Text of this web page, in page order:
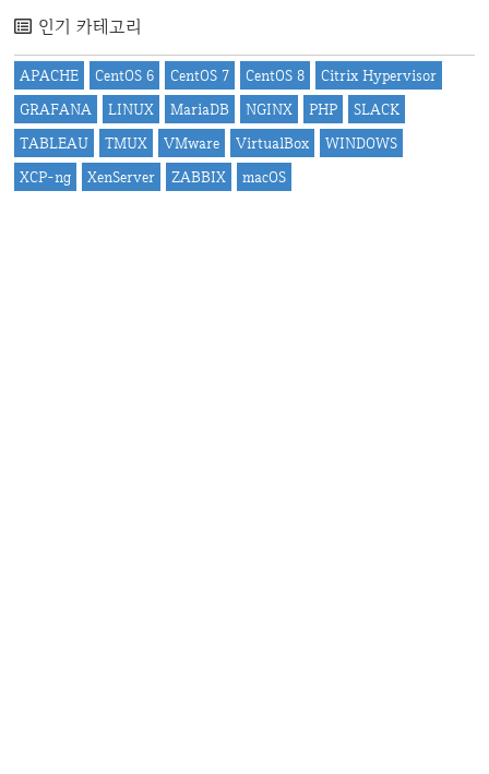
인기 카테고리
APACHE CentOS 6 CentOS 7 CentOS 8
Citrix Hypervisor
GRAFANA
LINUX MariaDB NGINX PHP
SLACK
TABLEAU
TMUX VMware VirtualBox
WINDOWS
XCP-ng
XenServer ZABBIX macOS